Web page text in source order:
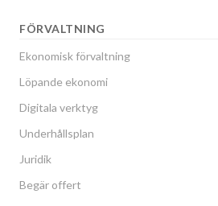
FÖRVALTNING
Ekonomisk förvaltning
Löpande ekonomi
Digitala verktyg
Underhållsplan
Juridik
Begär offert